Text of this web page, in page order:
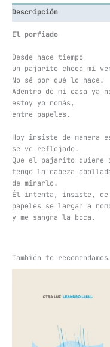
Descripción
El porfiado
Desde hace tiempo
un pajarito choca mi
No sé por qué lo hace.
Adentro de mi casa ya
estoy yo nomás,
entre papeles.
Hoy insiste de manera
se ve reflejado.
Que el pajarito quiere
tengo la cabeza
de mirarlo.
Él intenta, insiste, de
papeles se largan a
y me sangra la boca.
También te